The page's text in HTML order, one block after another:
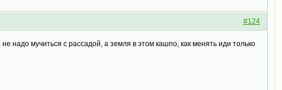
#124
надо мучиться с рассадой, а земля в этом кашпо, как менять иди только